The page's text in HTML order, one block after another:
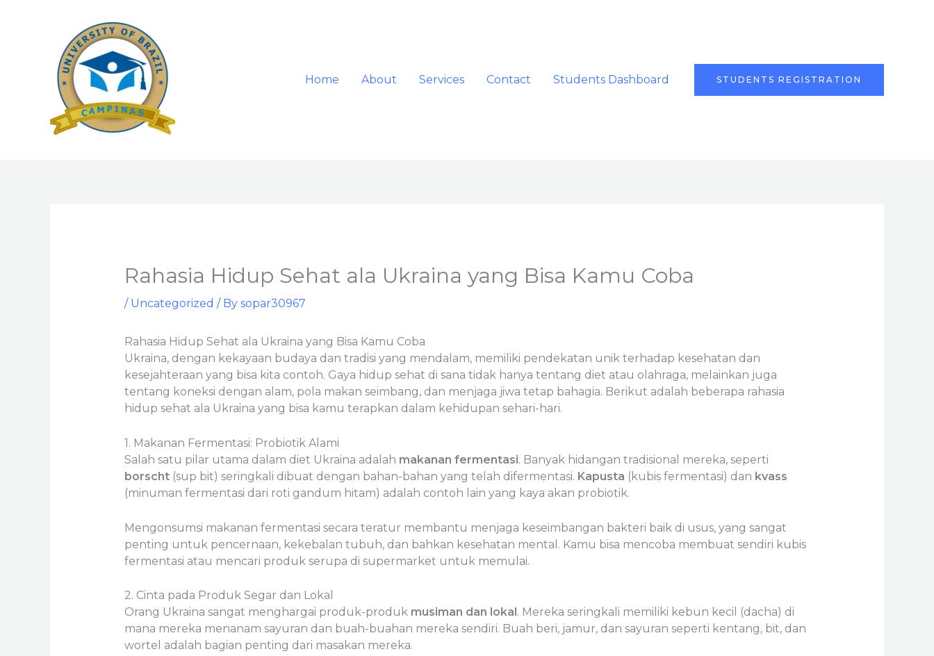
Home About Services Contact Students Dashboard STUDENTS REGISTRATION
Rahasia Hidup Sehat ala Ukraina yang Bisa Kamu Coba
/ Uncategorized / By sopar30967
Rahasia Hidup Sehat ala Ukraina yang Bisa Kamu Coba
Ukraina, dengan kekayaan budaya dan tradisi yang mendalam, memiliki pendekatan unik terhadap kesehatan dan
kesejahteraan yang bisa kita contoh. Gaya hidup sehat di sana tidak hanya tentang diet atau olahraga, melainkan juga
tentang koneksi dengan alam, pola makan seimbang, dan menjaga jiwa tetap bahagia. Berikut adalah beberapa rahasia
hidup sehat ala Ukraina yang bisa kamu terapkan dalam kehidupan sehari-hari.
1. Makanan Fermentasi: Probiotik Alami
Salah satu pilar utama dalam diet Ukraina adalah makanan fermentasi. Banyak hidangan tradisional mereka, seperti
borscht(sup bit) seringkali dibuat dengan bahan-bahan yang telah difermentasi. Kapusta (kubis fermentasi) dan kvass
(minuman fermentasi dari roti gandum hitam) adalah contoh lain yang kaya akan probiotik.
Mengonsumsi makanan fermentasi secara teratur membantu menjaga keseimbangan bakteri baik di usus, yang sangat
penting untuk pencernaan, kekebalan tubuh, dan bahkan kesehatan mental. Kamu bisa mencoba membuat sendiri kubis
fermentasi atau mencari produk serupa di supermarket untuk memulai.
2. Cinta pada Produk Segar dan Lokal
Orang Ukraina sangat menghargai produk-produk musiman dan lokal . Mereka seringkali memiliki kebun kecil (dacha) di
mana mereka menanam sayuran dan buah-buahan mereka sendiri. Buah beri, jamur, dan sayuran seperti kentang, bit, dan
wortel adalah bagian penting dari masakan mereka.